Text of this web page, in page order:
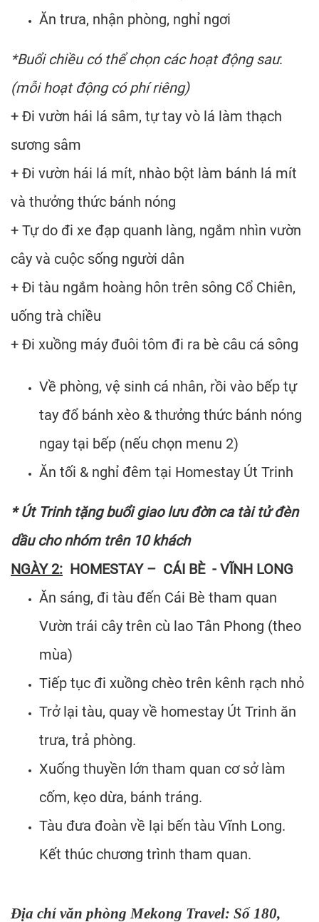
Ăn trưa, nhận phòng, nghỉ ngơi
*Buổi chiều có thể chọn các hoạt động sau:
(mỗi hoạt động có phí riêng)
+ Đi vườn hái lá sâm, tự tay vò lá làm thạch
sương sâm
+ Đi vườn hái lá mít, nhào bột làm bánh lá mít
và thưởng thức bánh nóng
+ Tự do đi xe đạp quanh làng, ngắm nhìn vườn
cây và cuộc sống người dân
+ Đi tàu ngắm hoàng hôn trên sông Cổ Chiên,
uống trà chiều
+ Đi xuồng máy đuôi tôm đi ra bè câu cá sông
Về phòng, vệ sinh cá nhân, rồi vào bếp tự
tay đổ bánh xèo & thưởng thức bánh nóng
ngay tại bếp (nếu chọn menu 2)
Ăn tối & nghỉ đêm tại Homestay Út Trinh
* Út Trinh tặng buổi giao lưu đờn ca tài tử đèn
dầu cho nhóm trên 10 khách
NGÀY 2: HOMESTAY – CÁI BÈ - VĨNH LONG
Ăn sáng, đi tàu đến Cái Bè tham quan
Vườn trái cây trên cù lao Tân Phong (theo
mùa)
Tiếp tục đi xuồng chèo trên kênh rạch nhỏ
Trở lại tàu, quay về homestay Út Trinh ăn
trưa, trả phòng.
Xuống thuyền lớn tham quan cơ sở làm
cốm, kẹo dừa, bánh tráng.
Tàu đưa đoàn về lại bến tàu Vĩnh Long.
Kết thúc chương trình tham quan.
Địa chỉ văn phòng Mekong Travel: Số 180,